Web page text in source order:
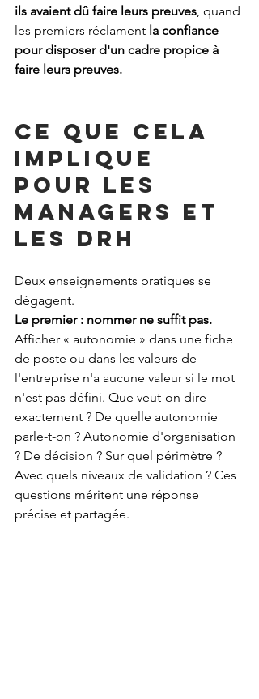
ils avaient dû faire leurs preuves , quand
les premiers réclament la confiance
pour disposer d'un cadre propice à
faire leurs preuves.
Ce que cela
implique
pour les
managers et
les DRH
Deux enseignements pratiques se
dégagent.
Le premier : nommer ne suffit pas.
Afficher « autonomie » dans une fiche
de poste ou dans les valeurs de
l'entreprise n'a aucune valeur si le mot
n'est pas défini. Que veut-on dire
exactement ? De quelle autonomie
parle-t-on ? Autonomie d'organisation
? De décision ? Sur quel périmètre ?
Avec quels niveaux de validation ? Ces
questions méritent une réponse
précise et partagée.